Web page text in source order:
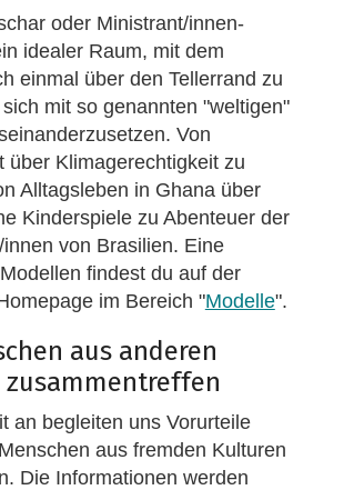
oder Ministrant/innen-
idealer Raum, mit dem
einmal über den Tellerrand zu
mit so genannten "weltigen"
Von
über Klimagerechtigkeit zu
Alltagsleben in Ghana über
Kinderspiele zu Abenteuer der
von Brasilien. Eine
findest du auf der
im Bereich "Modelle".
aus anderen
zusammentreffen
an begleiten uns Vorurteile
aus fremden Kulturen
Die Informationen werden